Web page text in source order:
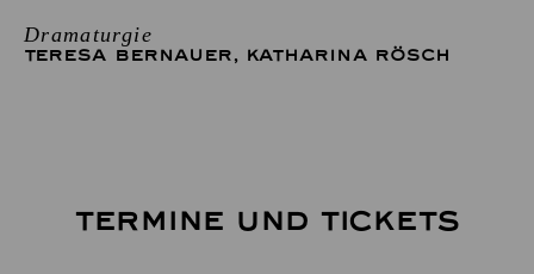
Dramaturgie
TERESA BERNAUER, KATHARINA RÖSCH
TERMINE UND TICKETS